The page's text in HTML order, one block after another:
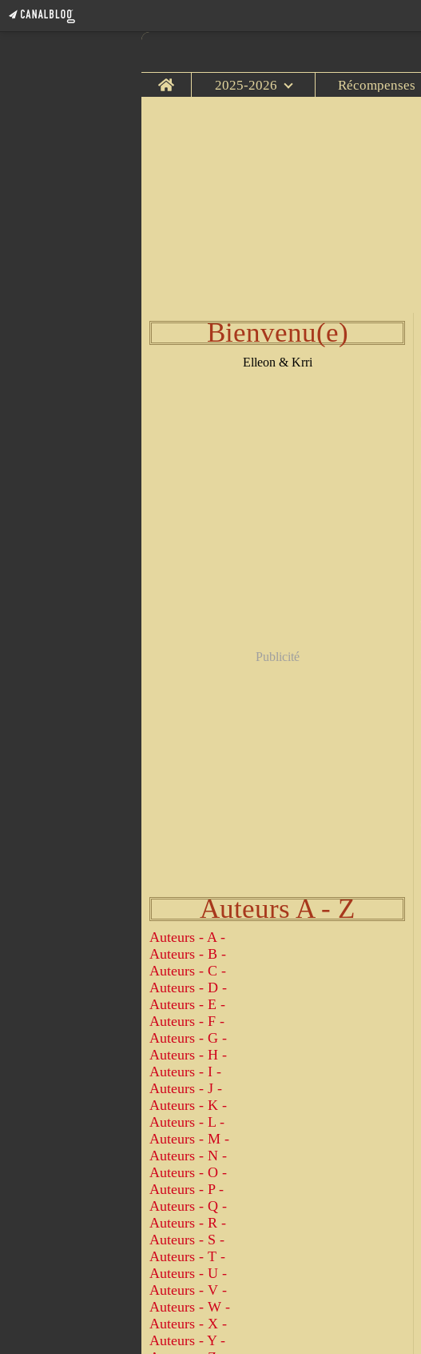
Home 2025-2026 Récompenses
Bienvenu(e)
Elleon & Krri
Publicité
Auteurs A - Z
Auteurs - A -
Auteurs - B -
Auteurs - C -
Auteurs - D -
Auteurs - E -
Auteurs - F -
Auteurs - G -
Auteurs - H -
Auteurs - I -
Auteurs - J -
Auteurs - K -
Auteurs - L -
Auteurs - M -
Auteurs - N -
Auteurs - O -
Auteurs - P -
Auteurs - Q -
Auteurs - R -
Auteurs - S -
Auteurs - T -
Auteurs - U -
Auteurs - V -
Auteurs - W -
Auteurs - X -
Auteurs - Y -